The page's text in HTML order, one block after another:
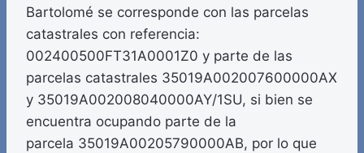
Bartolomé se corresponde con las parcelas
catastrales con referencia:
002400500FT31A0001Z0 y parte de las
parcelas catastrales 35019A002007600000AX
y 35019A002008040000AY/1SU, si bien se
encuentra ocupando parte de la
parcela 35019A00205790000AB, por lo que